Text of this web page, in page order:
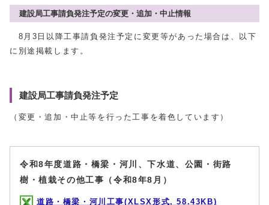
建設局工事請負発注予定の変更・追加・中止情報
8月3日以降工事請負発注予定に変更等があった場合は、以下
に別途掲載します。
建設局工事請負発注予定
（変更・追加・中止等を行った工事を着色しています）
令和8年度道路・橋梁・河川、下水道、公園・街路
樹・植栽その他工事（令和8年8月）
道路・橋梁・河川工事(XLSX形式, 58.43KB)